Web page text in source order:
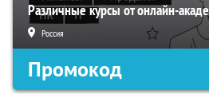
Различные курсы от онлайн-
Россия
Промокод